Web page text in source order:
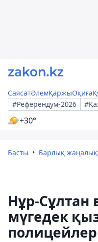
СаясатӘлемҚаржыОқиға
#Референдум-2026
+30°
Басты Барлық
Нұр-Сұлтан
мүгедек
полицейлер